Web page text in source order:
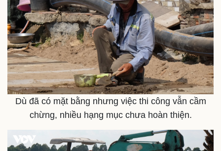
Dù đã có mặt bằng nhưng việc thi công vẫn cầm
chừng, nhiều hạng mục chưa hoàn thiện.